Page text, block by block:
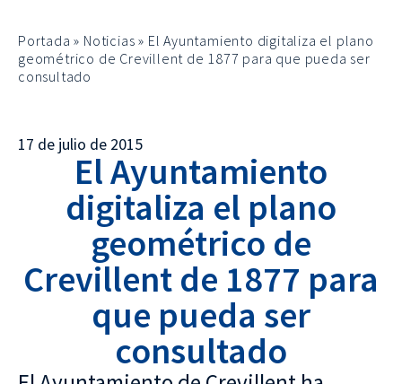
Portada » Noticias » El Ayuntamiento digitaliza el plano
geométrico de Crevillent de 1877 para que pueda ser
consultado
17 de julio de 2015
El Ayuntamiento
digitaliza el plano
geométrico de
Crevillent de 1877 para
que pueda ser
consultado